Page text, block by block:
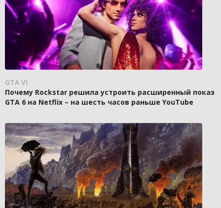
GTA VI
Почему Rockstar решила устроить расширенный показ
GTA 6 на Netflix – на шесть часов раньше YouTube